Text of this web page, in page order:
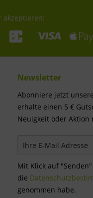
akzeptieren:
Newsletter
Abonniere jetzt
erhalte einen 5 €
Neuigkeit oder Aktion
Mit Klick auf
die
genommen habe.